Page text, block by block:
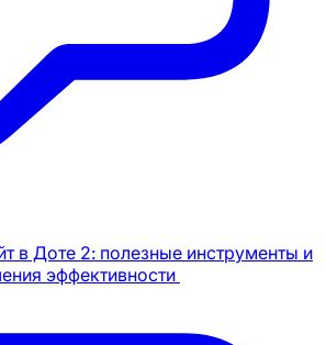
в Доте 2: полезные инструменты и
эффективности